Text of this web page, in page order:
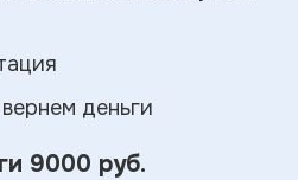
деньги
9000 руб.